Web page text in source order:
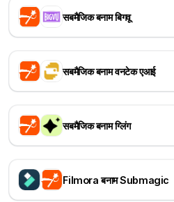
सबमैजिक बनाम बिगवू
सबमैजिक बनाम वनटेक एआई
सबमैजिक बनाम ग्लिंग
Filmora बनाम Submagic